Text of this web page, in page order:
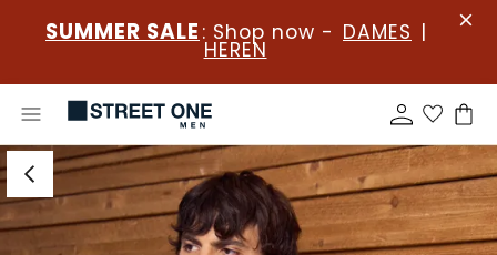
SUMMER SALE : Shop now - DAMES |
HEREN